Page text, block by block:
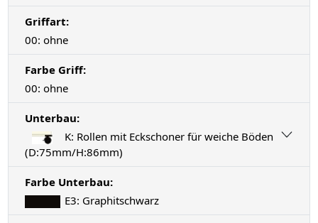
Griffart:
00: ohne
Farbe Griff:
00: ohne
Unterbau:
K: Rollen mit Eckschoner für weiche Böden
(D:75mm/H:86mm)
Farbe Unterbau:
E3: Graphitschwarz